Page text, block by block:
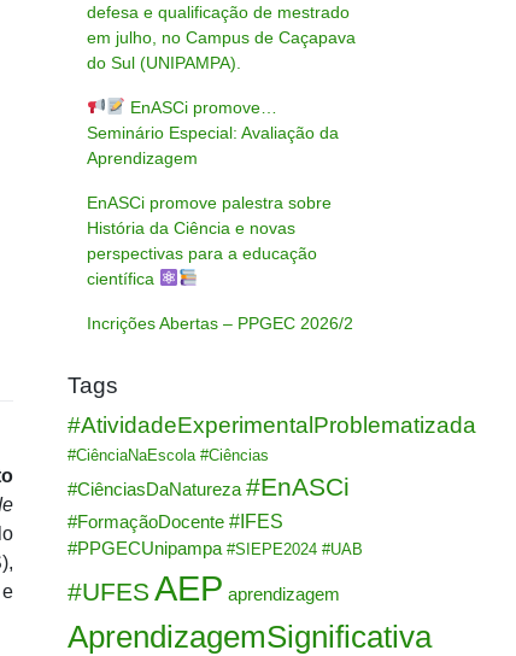
defesa e qualificação de mestrado
em julho, no Campus de Caçapava
do Sul (UNIPAMPA).
EnASCi promove…
Seminário Especial: Avaliação da
Aprendizagem
EnASCi promove palestra sobre
História da Ciência e novas
perspectivas para a educação
científica
Incrições Abertas – PPGEC 2026/2
Tags
#AtividadeExperimentalProblematizada
#CiênciaNaEscola #Ciências
#CiênciasDaNatureza #EnASCi
#FormaçãoDocente #IFES
#PPGECUnipampa #SIEPE2024 #UAB
#UFES AEP aprendizagem
AprendizagemSignificativa